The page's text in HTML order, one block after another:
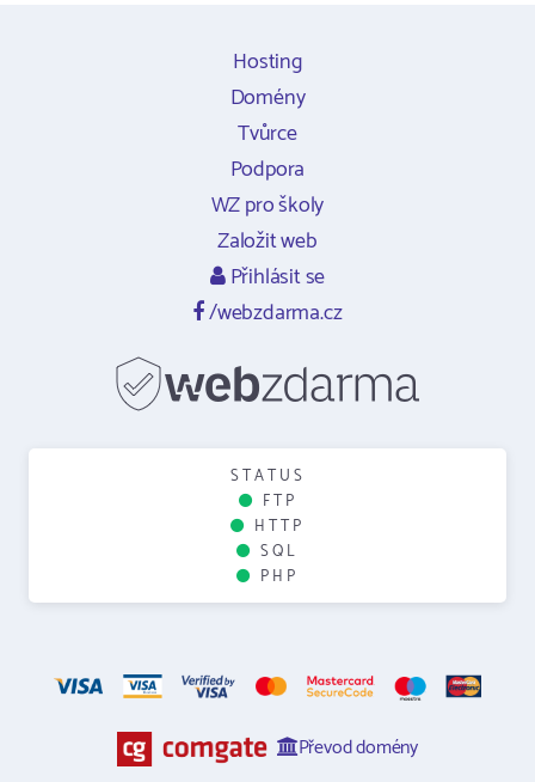
Hosting
Domény
Tvůrce
Podpora
WZ pro školy
Založit web
Přihlásit se
/webzdarma.cz
STATUS
FTP
HTTP
SQL
PHP
Převod domény